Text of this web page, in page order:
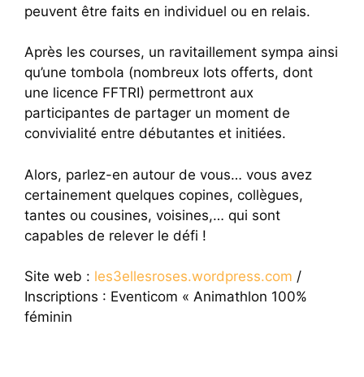
peuvent être faits en individuel ou en relais.
Après les courses, un ravitaillement sympa ainsi
qu’une tombola (nombreux lots offerts, dont
une licence FFTRI) permettront aux
participantes de partager un moment de
convivialité entre débutantes et initiées.
Alors, parlez-en autour de vous… vous avez
certainement quelques copines, collègues,
tantes ou cousines, voisines,… qui sont
capables de relever le défi !
Site web : les3ellesroses.wordpress.com /
Inscriptions : Eventicom « Animathlon 100%
féminin